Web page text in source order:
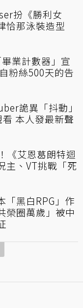
扮《勝利女
恰那泳裝造型
業計數器」宣
粉絲500天的告
詭異「抖動」
本人發最新聲
《艾恩葛朗特迴
主、VT挑戰「死
「黑白RPG」作
榮圈萬歲」被中